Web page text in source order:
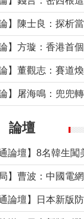
論】董觀志：賽道
論壇